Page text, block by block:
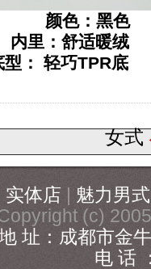
颜色：黑色
：舒适暖绒
轻巧TPR底
女式
实体店 | 魅力男式
(c)
址：成都市金
电 话